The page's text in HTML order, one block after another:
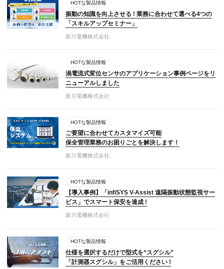
HOTな製品情報
振動の知識を向上させる ! 業務に合わせて選べる4つの
「スキルアップセミナー」
新川電機株式会社
HOTな製品情報
渦電流式変位センサのアプリケーション事例ページをリ
ニューアルしました
新川電機株式会社
HOTな製品情報
ご要望に合わせてカスタマイズ可能
保全管理業務のお困りごとを解決します！
新川電機株式会社
HOTな製品情報
【導入事例】「infiSYS V-Assist 遠隔振動状態監視サー
ビス」でスマート保安を達成 !
新川電機株式会社
HOTな製品情報
仕様を選択するだけで型式を“スグシル”
「計測器スグシル」をご活用ください !